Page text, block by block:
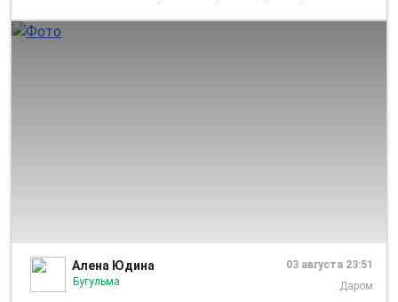
Алена Юдина
Бугульма
03 августа 23:51
Даром